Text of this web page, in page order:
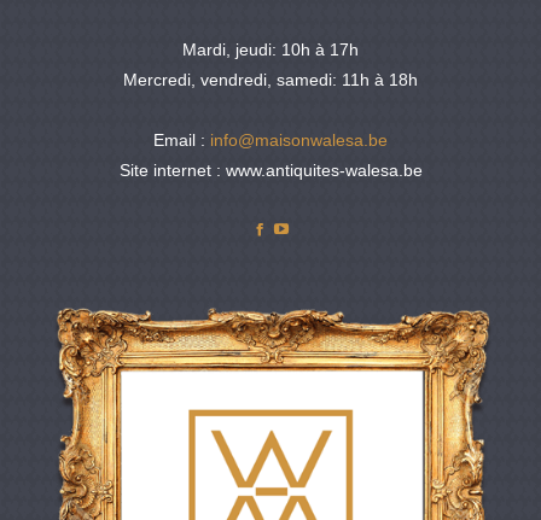
Mardi, jeudi: 10h à 17h
Mercredi, vendredi, samedi: 11h à 18h
Email : info@maisonwalesa.be
Site internet : www.antiquites-walesa.be
Facebook